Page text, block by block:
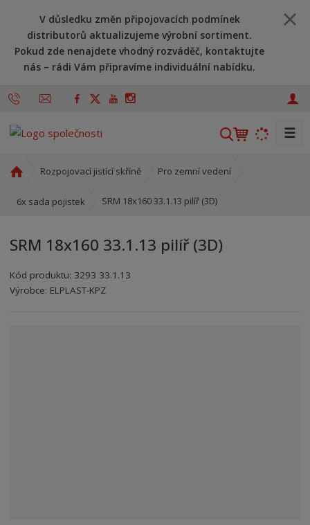
V důsledku změn připojovacích podmínek
distributorů aktualizujeme výrobní sortiment.
Pokud zde nenajdete vhodný rozváděč, kontaktujte
nás – rádi Vám připravíme individuální nabídku.
V
☰
o
í
t
r
Rozpojovací jistící skříně Pro zemní vedení
6x sada pojistek SRM 18x160 33.1.13 pilíř (3D)
SRM 18x160 33.1.13 pilíř (3D)
Kód produktu: 3293 33.1.13
Kód výrobce: 8595208602054
Kód dodavatele:8595208602054
Výrobce: ELPLAST-KPZ